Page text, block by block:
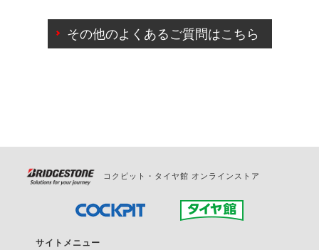
ご来店予約日の3営業日前を過ぎている場合のご予約
の日時変更につきましては、直接ご予約の店舗まで
その他のよくあるご質問はこちら
コクピット・タイヤ館 オンラインストア
サイトメニュー